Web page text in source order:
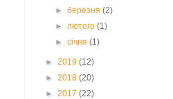
►березня(2)
►лютого(1)
►січня(1)
► 2019 (12)
► 2018 (20)
► 2017 (22)